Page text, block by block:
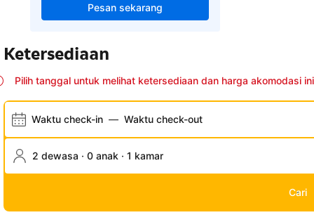
Pesan sekarang
Ketersediaan
Pilih tanggal untuk melihat ketersediaan dan harga akomodasi ini
Waktu check-in — Waktu check-out
2 dewasa · 0 anak · 1 kamar
Cari